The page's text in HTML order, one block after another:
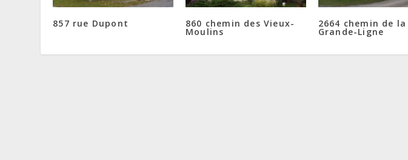
857 rue Dupont 860 chemin des Vieux-
Moulins
2664 chemin de la
Grande-Ligne